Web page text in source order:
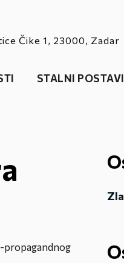
Čike 1, 23000, Zadar
STALNI POSTAVI